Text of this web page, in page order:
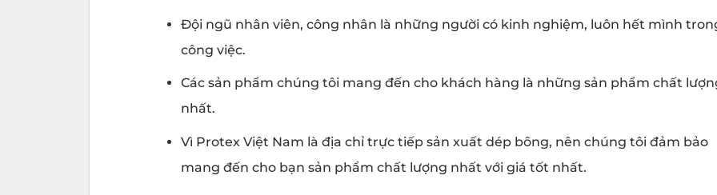
Đội ngũ nhân viên, công nhân là những người có kinh nghiệm, luôn hết mình
công việc.
Các sản phẩm chúng tôi mang đến cho khách hàng là những sản phẩm chất
nhất.
Vì Protex Việt Nam là địa chỉ trực tiếp sản xuất dép bông, nên chúng tôi đảm bảo
mang đến cho bạn sản phẩm chất lượng nhất với giá tốt nhất.